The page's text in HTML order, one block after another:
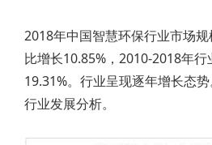
2018年中国智慧环保行业市场
比增长10.85%，2010-2018年
19.31%。行业呈现逐年增长态
行业发展分析。